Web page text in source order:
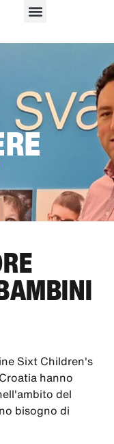
Sixt Children's
hanno
del
bisogno di